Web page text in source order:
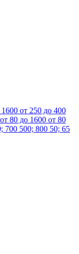
1600 от 250 до 400
от 80 до 1600 от 80
700 500; 800 50; 65